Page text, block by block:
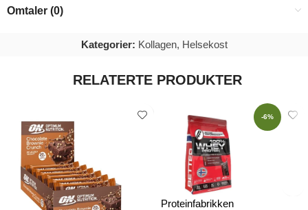
Omtaler (0)
Kategorier: Kollagen, Helsekost
RELATERTE PRODUKTER
-6%
Proteinfabrikken